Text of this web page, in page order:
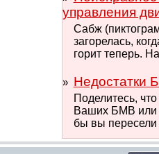
управления
Сабж
загорелась,
горит теперь.
Недостатки
Поделитесь,
Ваших БМВ или
бы вы пересели